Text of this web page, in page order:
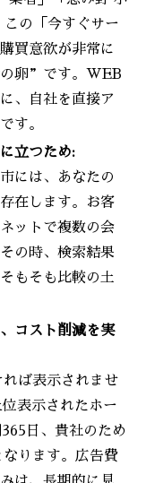
の「今すぐサー
買意欲が非常に
卵”です。WEB
、自社を直接ア
す。
立つため:
には、あなたの
在します。お客
ットで複数の会
の時、検索結果
もそも比較の土
コスト削減を実
ば表示されませ
表示されたホー
日、貴社のため
ります。広告費